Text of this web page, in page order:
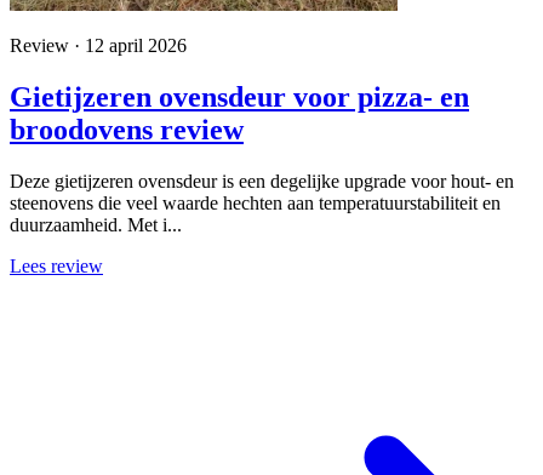
Review · 12 april 2026
Gietijzeren ovensdeur voor pizza- en
broodovens review
Deze gietijzeren ovensdeur is een degelijke upgrade voor hout- en
steenovens die veel waarde hechten aan temperatuurstabiliteit en
duurzaamheid. Met i...
Lees review